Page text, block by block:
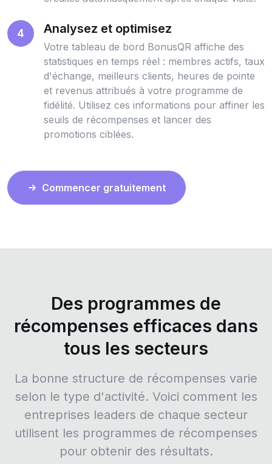
4 Analysez et optimisez
Votre tableau de bord BonusQR affiche des
statistiques en temps réel : membres actifs, taux
d'échange, meilleurs clients, heures de pointe
et revenus attribués à votre programme de
fidélité. Utilisez ces informations pour affiner les
seuils de récompenses et lancer des
promotions ciblées.
Commencer gratuitement
Des programmes de
récompenses efficaces dans
tous les secteurs
La bonne structure de récompenses varie
selon le type d'activité. Voici comment les
entreprises leaders de chaque secteur
utilisent les programmes de récompenses
pour obtenir des résultats.